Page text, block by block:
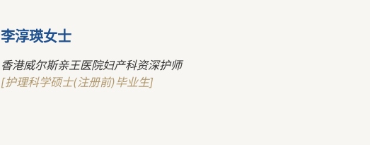
李淳瑛女士
香港威尔斯亲王医院妇产科资深护师
[护理科学硕士(注册前)毕业生]